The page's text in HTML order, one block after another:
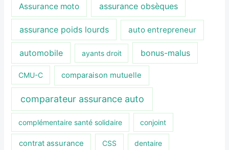
Assurance moto assurance obsèques
assurance poids lourds auto entrepreneur
automobile ayants droit bonus-malus
CMU-C comparaison mutuelle
comparateur assurance auto
complémentaire santé solidaire conjoint
contrat assurance CSS dentaire